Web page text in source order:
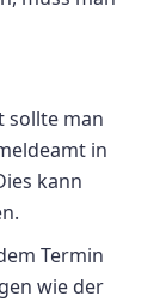
sollte man
in
kann
Termin
wie der